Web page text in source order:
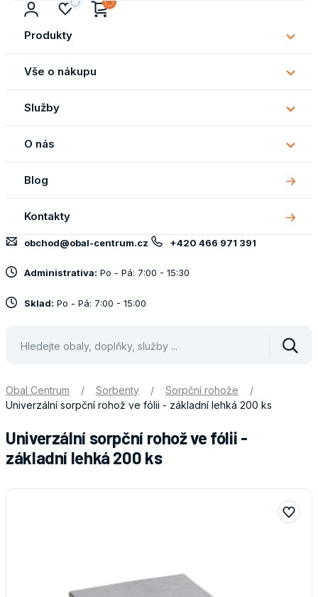
Produkty
Vše o nákupu
Vše
o
Služby
O nás
O
nás
Blog
Kontakty
obchod@obal-centrum.cz +420 466 971 391
Administrativa: Po - Pá: 7:00 - 15:30
Sklad: Po - Pá: 7:00 - 15:00
Obal Centrum / Sorbenty / Sorpční rohože
/
Univerzální sorpční rohož ve fólii - základní lehká 200 ks
Univerzální sorpční rohož ve fólii -
základní lehká 200 ks